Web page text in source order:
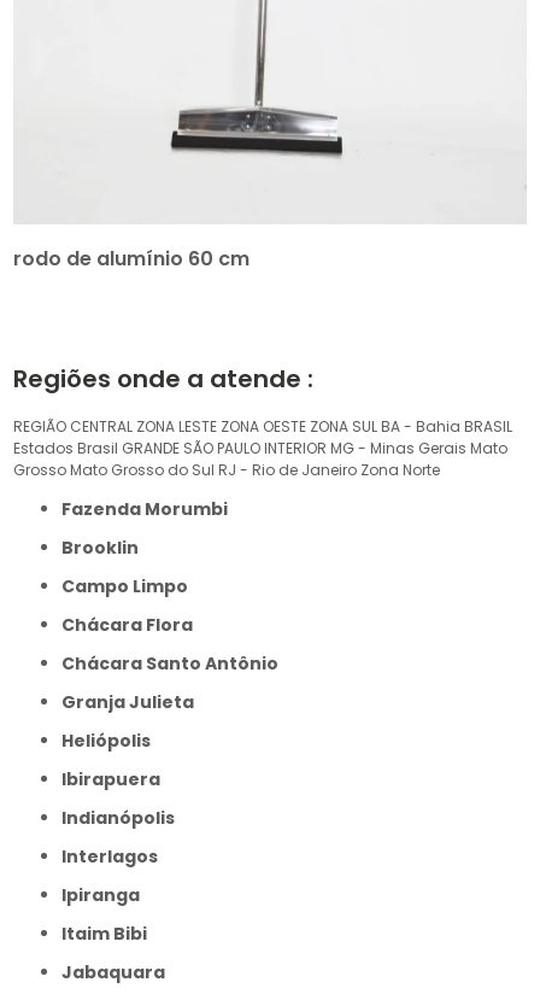
rodo de alumínio 60 cm
Regiões onde a atende :
REGIÃO CENTRAL ZONA LESTE ZONA OESTE ZONA SUL BA - Bahia BRASIL
Estados Brasil GRANDE SÃO PAULO INTERIOR MG - Minas Gerais Mato
Grosso Mato Grosso do Sul RJ - Rio de Janeiro Zona Norte
Fazenda Morumbi
Brooklin
Campo Limpo
Chácara Flora
Chácara Santo Antônio
Granja Julieta
Heliópolis
Ibirapuera
Indianópolis
Interlagos
Ipiranga
Itaim Bibi
Jabaquara